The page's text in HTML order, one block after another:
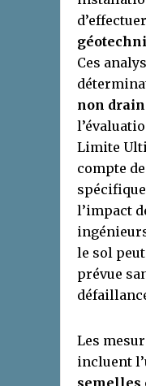
Ces
non
Limite
compte
l’impact
le sol
prévue
Les
incluent